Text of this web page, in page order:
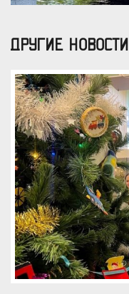
ДРУГИЕ НОВОСТИ